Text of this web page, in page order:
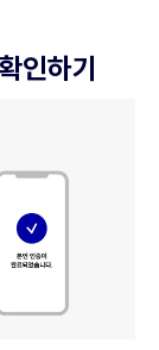
인하기